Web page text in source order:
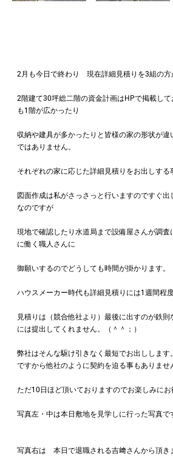
2月も今日で終わり 現在詳細見積りを3組の方
2階建て30坪総二階の資金計画はHPで掲載し
も1階が広かったり
収納や建具が多かったりと皆様の家の形状が
ではありません。
それぞれの家に応じた詳細見積りをお出しする
図面作成は私がさっさっと行いますのですぐ
なのですが
現地で確認したり水道局まで設備屋さんが調
に働く職人さんに
御願いするのでどうしても時間が掛かります。
ハウスメーカー時代も詳細見積りには1週間程
見積りは（競合他社より）最後に出すのが鉄
には提出してくれません。（＾＾；）
弊社はそんな駆け引きなく最短でお出しします
ですから他社のように契約を迫る事もありませ
ただ10日ほど頂いておりますのでお楽しみにお
写真左・中は本日敷地を見学しに行った写真で
写真右は 本日で退職される吉﨑さんから頂き